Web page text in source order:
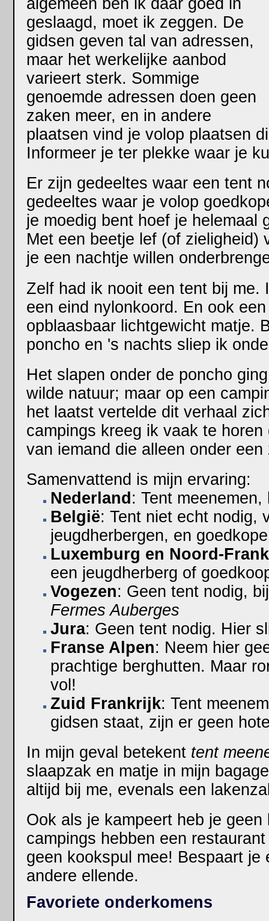
algemeen ben ik daar goed in
geslaagd, moet ik zeggen. De
gidsen geven tal van adressen,
maar het werkelijke aanbod
varieert sterk. Sommige
genoemde adressen doen geen
zaken meer, en in andere
plaatsen vind je volop plaatsen
Informeer je ter plekke waar je
Er zijn gedeeltes waar een tent
gedeeltes waar je volop
je moedig bent hoef je helemaal
Met een beetje lef (of zieligheid)
je een nachtje willen
Zelf had ik nooit een tent bij me.
een eind nylonkoord. En ook
opblaasbaar lichtgewicht matje.
poncho en 's nachts sliep ik
Het slapen onder de poncho
wilde natuur; maar op een
het laatst vertelde dit verhaal
campings kreeg ik vaak te
van iemand die alleen onder
Samenvattend is mijn ervaring:
Nederland : Tent
België: Tent niet echt nodig,
jeugdherbergen, en
Luxemburg en Noord-
een jeugdherberg of
Vogezen: Geen tent nodig,
Fermes Auberges
Jura: Geen tent nodig. Hier
Franse Alpen: Neem hier
prachtige berghutten. Maar
vol!
Zuid Frankrijk: Tent
gidsen staat, zijn er geen
In mijn geval betekent tent
slaapzak en matje in mijn
altijd bij me, evenals een
Ook als je kampeert heb je
campings hebben een
geen kookspul mee! Bespaart je
andere ellende.
Favoriete onderkomens